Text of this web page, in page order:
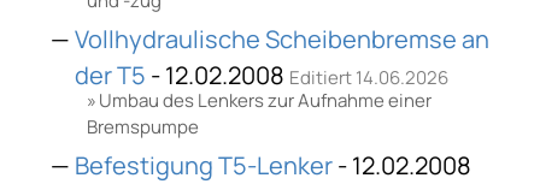
Vollhydraulische Scheibenbremse an
der T5 - 12.02.2008 Editiert 14.06.2026
Umbau des Lenkers zur Aufnahme einer
Bremspumpe
Befestigung T5-Lenker- 12.02.2008